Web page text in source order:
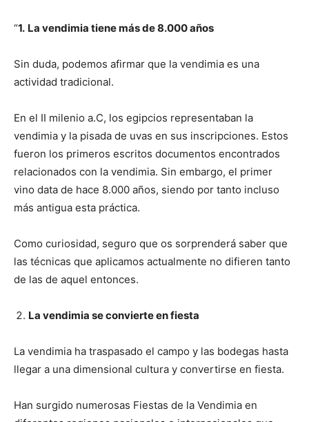
“1. La vendimia tiene más de 8.000 años
Sin duda, podemos afirmar que la vendimia es una
actividad tradicional.
En el II milenio a.C, los egipcios representaban la
vendimia y la pisada de uvas en sus inscripciones. Estos
fueron los primeros escritos documentos encontrados
relacionados con la vendimia. Sin embargo, el primer
vino data de hace 8.000 años, siendo por tanto incluso
más antigua esta práctica.
Como curiosidad, seguro que os sorprenderá saber que
las técnicas que aplicamos actualmente no difieren tanto
de las de aquel entonces.
La vendimia se convierte en fiesta
La vendimia ha traspasado el campo y las bodegas hasta
llegar a una dimensional cultura y convertirse en fiesta.
Han surgido numerosas Fiestas de la Vendimia en